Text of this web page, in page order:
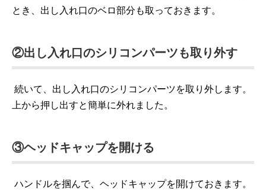
とき、出し入れ口のベロ部分も取っておきます。
②出し入れ口のシリコンパーツも取り外す
続いて、出し入れ口のシリコンパーツを取り外します。
上から押し出すと簡単に外れました。
③ヘッドキャップを開ける
ハンドルを掴んで、ヘッドキャップを開けておきます。